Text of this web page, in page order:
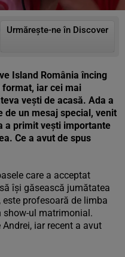
Urmărește-ne în Discover
Island România încing
iar cei mai
vești de acasă. Ada a
de un mesaj special, venit
a primit vești importante
Ce a avut de spus
care a acceptat
își găsească jumătatea
este profesoară de limba
show-ul matrimonial.
iar recent a avut